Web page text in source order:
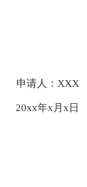
申请人：XXX
20xx年x月x日